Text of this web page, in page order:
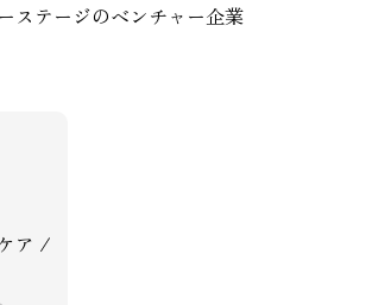
ステージのベンチャー企業